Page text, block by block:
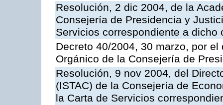
Resolución, 2 dic 2004, de la
Consejería de Presidencia y
Servicios correspondiente a dicho
Decreto 40/2004, 30 marzo, por
Orgánico de la Consejería de
Resolución, 9 nov 2004, del
(ISTAC) de la Consejería de
la Carta de Servicios